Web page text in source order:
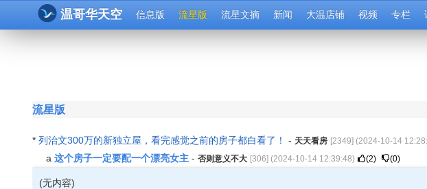
温哥华天空 信息版 流星版 流星文摘 新闻 大温店铺 视频 专栏
流星版
* 列治文300万的新独立屋，看完感觉之前的房子都白看了！ - 天天看房 [2349] (2024-10-14
a 这个房子一定要配一个漂亮女主 - 否则意义不大 [306] (2024-10-14 12:39:48) (2) (0)
(无内容)